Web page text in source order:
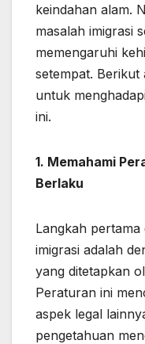
keindahan alam.
masalah imigrasi
memengaruhi
setempat.
untuk
ini.
1. Memahami
Berlaku
Langkah pertama
imigrasi adalah
yang ditetapkan
Peraturan ini
aspek legal
pengetahuan